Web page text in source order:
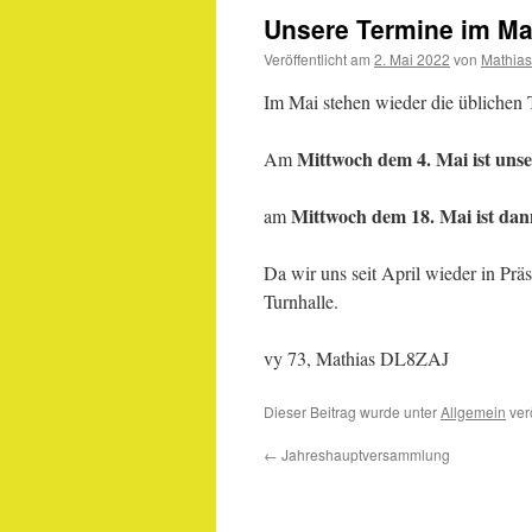
Unsere Termine im
Veröffentlicht am 2. Mai 2022 von
Im Mai stehen wieder die üblichen
AmMittwoch dem 4. Mai ist
amMittwoch dem 18. Mai ist
Da wir uns seit April wieder in
Turnhalle.
vy 73, Mathias DL8ZAJ
Dieser Beitrag wurde unterAllgemein
← Jahreshauptversammlung